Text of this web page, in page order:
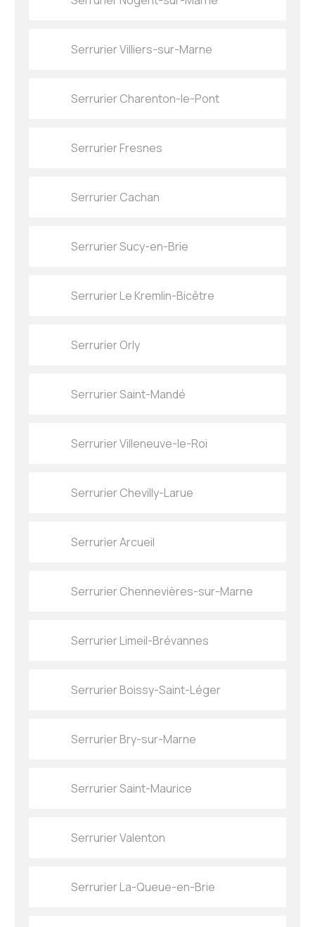
Serrurier Villiers-sur-Marne
Serrurier Charenton-le-Pont
Serrurier Fresnes
Serrurier Cachan
Serrurier Sucy-en-Brie
Serrurier Le Kremlin-Bicêtre
Serrurier Orly
Serrurier Saint-Mandé
Serrurier Villeneuve-le-Roi
Serrurier Chevilly-Larue
Serrurier Arcueil
Serrurier Chennevières-sur-Marne
Serrurier Limeil-Brévannes
Serrurier Boissy-Saint-Léger
Serrurier Bry-sur-Marne
Serrurier Saint-Maurice
Serrurier Valenton
Serrurier La-Queue-en-Brie